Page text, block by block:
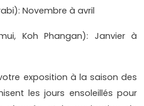
Novembre à avril
Koh Phangan): Janvier à
exposition à la saison des
les jours ensoleillés pour